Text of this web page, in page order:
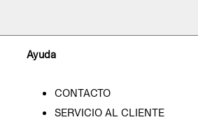
Ayuda
CONTACTO
SERVICIO AL CLIENTE